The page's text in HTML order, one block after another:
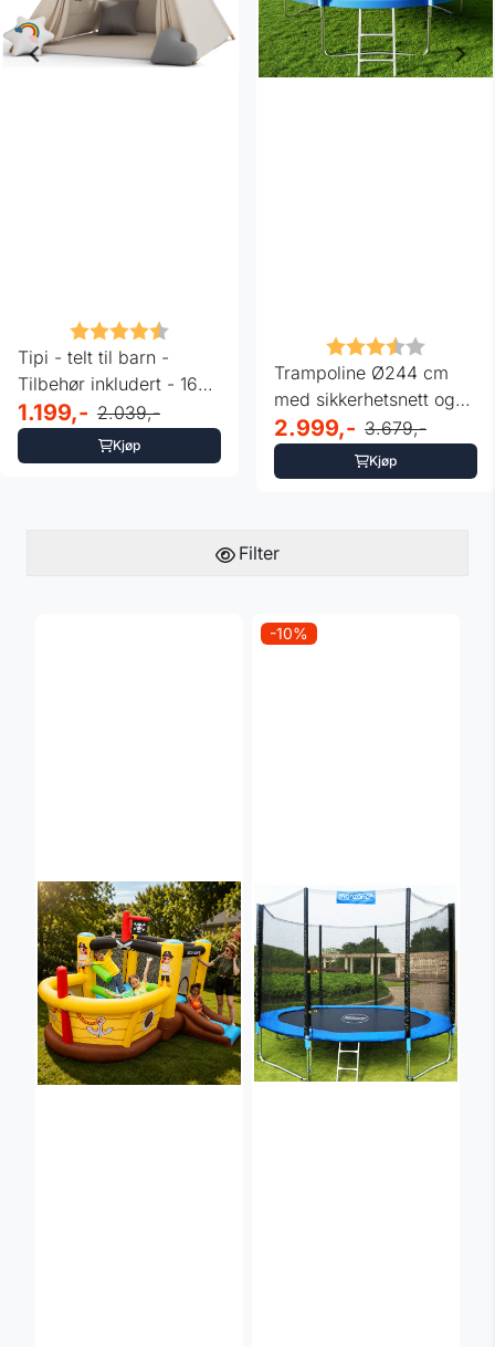
Karakter:
Tipi - telt til barn -
Tilbehør inkludert - 160
x 130 cm
1.199,- 2.039,-
Kjøp
Karakter:
Trampoline Ø244 cm
med sikkerhetsnett og
stige
2.999,- 3.679,-
Kjøp
Filter
-10%